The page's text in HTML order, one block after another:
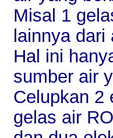
Misal 1
lainnya
Hal ini
sumber air
Celupkan 2
gelas air